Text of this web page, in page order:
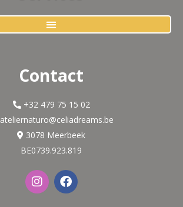
Contact
+32 479 75 15 02
ateliernaturo@celiadreams.be
3078 Meerbeek
BE0739.923.819
I
n
s
F
a
c